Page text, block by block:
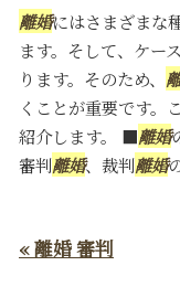
離婚にはさまざまな
ます。そして、ケー
ります。そのため、
くことが重要です。
紹介します。 ■離婚
審判離婚、裁判離婚
« 離婚 審判